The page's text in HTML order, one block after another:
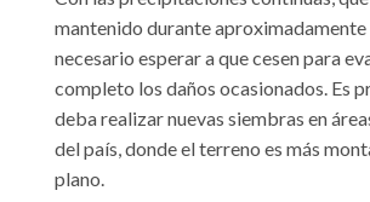
mantenido durante aproximadamente
necesario esperar a que cesen para
completo los daños ocasionados. Es
deba realizar nuevas siembras en
del país, donde el terreno es más
plano.